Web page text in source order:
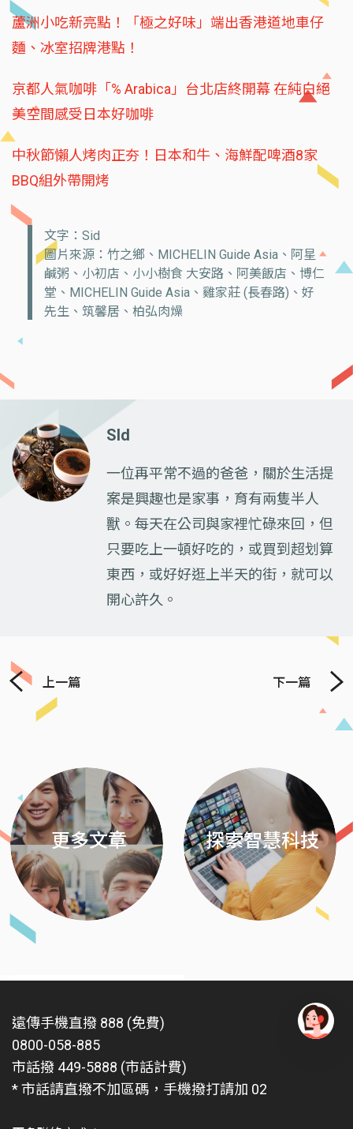
蘆洲小吃新亮點！「極之好味」端出香港道地車仔
麵、冰室招牌港點！
京都人氣咖啡「% Arabica」台北店終開幕 在純白絕
美空間感受日本好咖啡
中秋節懶人烤肉正夯！日本和牛、海鮮配啤酒8家
BBQ組外帶開烤
文字：Sid
圖片來源：竹之鄉、MICHELIN Guide Asia、阿星
鹹粥、小初店、小小樹食 大安路、阿美飯店、博仁
堂、MICHELIN Guide Asia、雞家莊 (長春路)、好
先生、筑馨居、柏弘肉燥
SId
一位再平常不過的爸爸，關於生活提
案是興趣也是家事，育有兩隻半人
獸。每天在公司與家裡忙碌來回，但
只要吃上一頓好吃的，或買到超划算
東西，或好好逛上半天的街，就可以
開心許久。
上一篇 下一篇
更多文章 探索智慧科技
Next
遠傳手機直撥 888 (免費)
0800-058-885
市話撥 449-5888 (市話計費)
* 市話請直撥不加區碼，手機撥打請加 02